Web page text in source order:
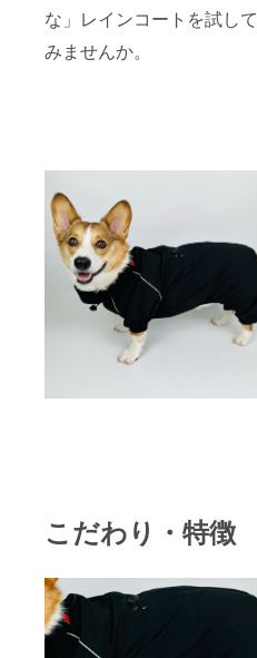
な」レインコートを試して
みませんか。
こだわり・特徴